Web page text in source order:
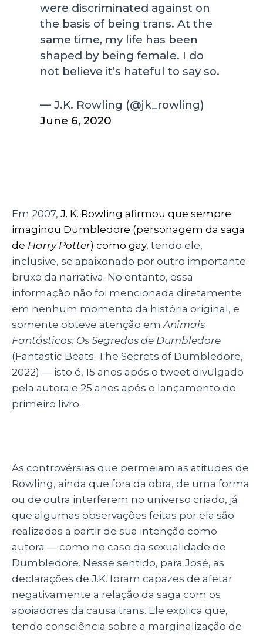
were discriminated against on
the basis of being trans. At the
same time, my life has been
shaped by being female. I do
not believe it’s hateful to say so.
— J.K. Rowling (@jk_rowling)
June 6, 2020
Em 2007, J. K. Rowling afirmou que sempre
imaginou Dumbledore (personagem da saga
de Harry Potter) como gay, tendo ele,
inclusive, se apaixonado por outro importante
bruxo da narrativa. No entanto, essa
informação não foi mencionada diretamente
em nenhum momento da história original, e
somente obteve atenção emAnimais
Fantásticos: Os Segredos de Dumbledore
(Fantastic Beats: The Secrets of Dumbledore,
2022) — isto é, 15 anos após o tweet divulgado
pela autora e 25 anos após o lançamento do
primeiro livro.
As controvérsias que permeiam as atitudes de
Rowling, ainda que fora da obra, de uma forma
ou de outra interferem no universo criado, já
que algumas observações feitas por ela são
realizadas a partir de sua intenção como
autora — como no caso da sexualidade de
Dumbledore. Nesse sentido, para José, as
declarações de J.K. foram capazes de afetar
negativamente a relação da saga com os
apoiadores da causa trans. Ele explica que,
tendo consciência sobre a marginalização de